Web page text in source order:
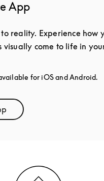
App
reality. Experience how
come to life in
for iOS and Android.
in New Tab